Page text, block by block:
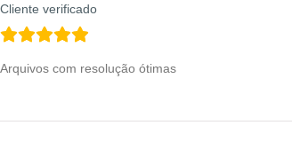
Cliente verificado
Arquivos com resolução ótimas